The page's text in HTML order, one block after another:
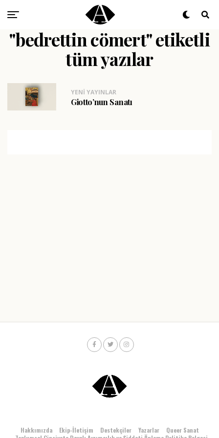
"bedrettin cömert" etiketli
tüm yazılar
YENI YAYINLAR
Giotto’nun Sanatı
Hakkımızda Ekip-İletişim Destekçiler Yazarlar
Queer Sanat